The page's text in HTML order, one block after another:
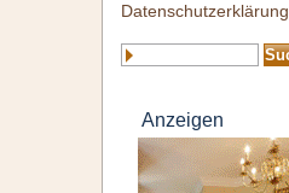
Datenschutzerklärung
Anzeigen